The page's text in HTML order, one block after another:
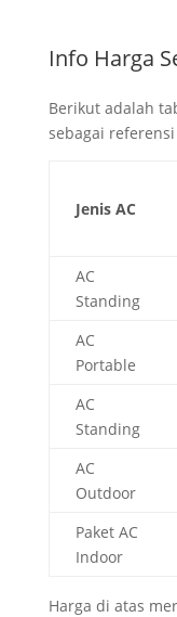
Info Harga
Berikut adalah
sebagai
Jenis AC
AC
Standing
AC
Portable
AC
Standing
AC
Outdoor
Paket AC
Indoor
Harga di atas